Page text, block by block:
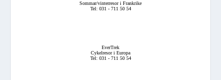
Sommar/vinterresor i Frankrike
Tel: 031 - 711 50 54
EverTrek
Cykelresor i Europa
Tel: 031 - 711 50 54